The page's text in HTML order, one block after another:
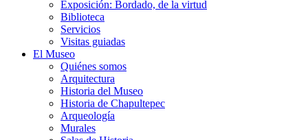
Exposición: Bordado, de la virtud
Biblioteca
Servicios
Visitas guiadas
El Museo
Quiénes somos
Arquitectura
Historia del Museo
Historia de Chapultepec
Arqueología
Murales